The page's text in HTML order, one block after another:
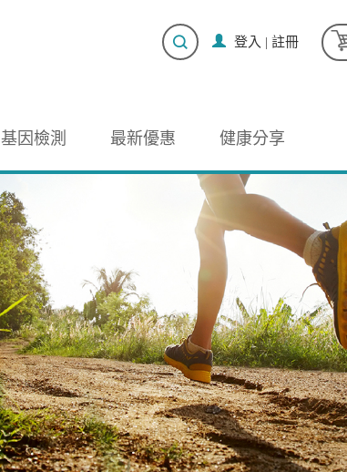
登入 | 註冊
基因檢測 最新優惠 健康分享